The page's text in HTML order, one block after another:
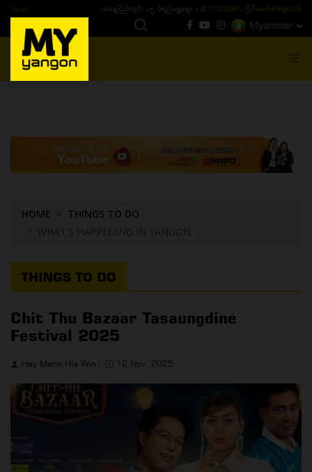
ယနေ့ပြည်တွင်း ၁၅ ပဲရည်ရွှေဈေး :3,770,000 - ပြင်ပပေါက်စျေး (၁၆ ပဲရည် တစ်ကျပ်
Myanmar
MENU
HOME
THINGS TO DO
WHAT'S HAPPENING IN YANGON
THINGS TO DO
Chit Thu Bazaar Tasaungdine
Festival 2025
Hay Mann Hla Win 12 Nov, 2025